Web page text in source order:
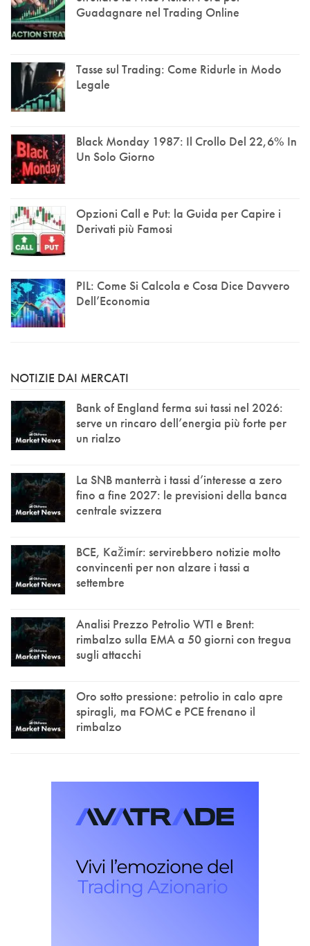
Guadagnare nel Trading Online
Tasse sul Trading: Come Ridurle in Modo
Legale
Black Monday 1987: Il Crollo Del 22,6% In
Un Solo Giorno
Opzioni Call e Put: la Guida per Capire i
Derivati più Famosi
PIL: Come Si Calcola e Cosa Dice Davvero
Dell’Economia
NOTIZIE DAI MERCATI
Bank of England ferma sui tassi nel 2026:
serve un rincaro dell’energia più forte per
un rialzo
La SNB manterrà i tassi d’interesse a zero
fino a fine 2027: le previsioni della banca
centrale svizzera
BCE, Kažimír: servirebbero notizie molto
convincenti per non alzare i tassi a
settembre
Analisi Prezzo Petrolio WTI e Brent:
rimbalzo sulla EMA a 50 giorni con tregua
sugli attacchi
Oro sotto pressione: petrolio in calo apre
spiragli, ma FOMC e PCE frenano il
rimbalzo